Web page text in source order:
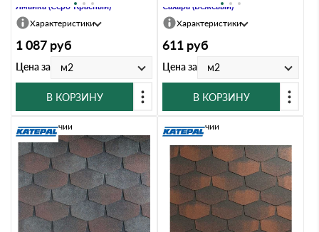
Ямайка (Серо-Красный)
Характеристики
1 087 руб
Цена за м2
В КОРЗИНУ
Сахара (Бежевый)
Характеристики
611 руб
Цена за м2
В КОРЗИНУ
В наличии В наличии